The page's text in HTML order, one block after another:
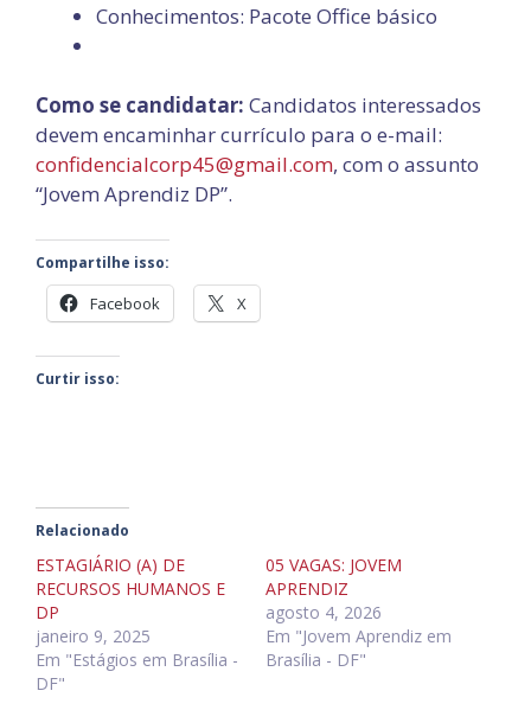
Conhecimentos: Pacote Office básico
Como se candidatar: Candidatos interessados
devem encaminhar currículo para o e-mail:
confidencialcorp45@gmail.com, com o assunto
“Jovem Aprendiz DP”.
Compartilhe isso:
Facebook X
Curtir isso:
Relacionado
ESTAGIÁRIO (A) DE
RECURSOS HUMANOS E
DP
janeiro 9, 2025
Em "Estágios em Brasília -
DF"
05 VAGAS: JOVEM
APRENDIZ
agosto 4, 2026
Em "Jovem Aprendiz em
Brasília - DF"